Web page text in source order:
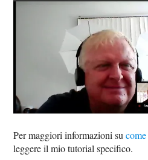
Per maggiori informazioni su
leggere il mio tutorial specifico.